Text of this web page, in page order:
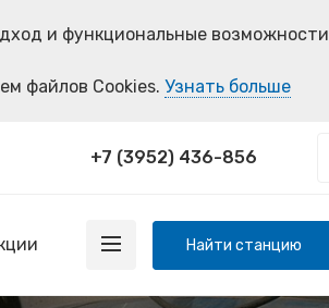
и функциональные возможности
файлов Cookies. Узнать больше
+7 (3952) 436-856
Найти станцию